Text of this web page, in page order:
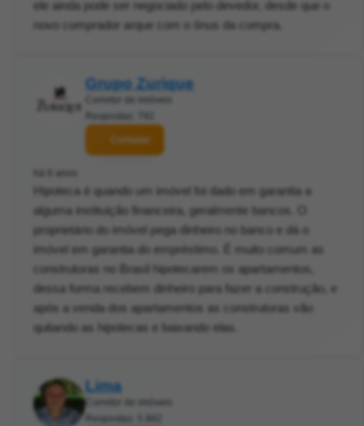
ele ainda pode ser negociado pelo devedor, desde que o
novo comprador arque com o ônus da compra.
Grupo Zurique
Contatar
Hipoteca é quando um imóvel foi dado em garantia a
alguma instituição financeira, geralmente bancos. O
proprietário do imóvel pega dinheiro no banco e dá o
imóvel em garantia do empréstimo. É muito comum as
construtoras no Brasil hipotecarem os apartamentos,
dessa forma recebem dinheiro para fazer a construção, e
após a venda dos apartamentos as construtoras vão
quitando as hipotecas e baixando elas.
Lima